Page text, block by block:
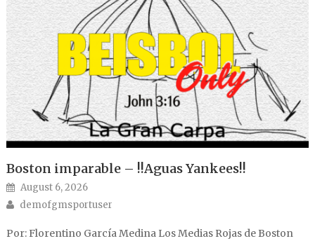
Boston imparable – !!Aguas Yankees!!
Posted on
August 6, 2026
Author
demofgmsportuser
Por: Florentino García Medina Los Medias Rojas de Boston